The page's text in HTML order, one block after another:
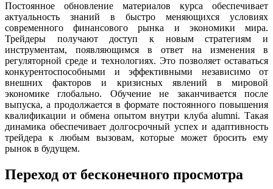
Постоянное обновление материалов курса обеспечивает
актуальность знаний в быстро меняющихся условиях
современного финансового рынка и экономики мира.
Трейдеры получают доступ к новым стратегиям и
инструментам, появляющимся в ответ на изменения в
регуляторной среде и технологиях. Это позволяет оставаться
конкурентоспособными и эффективными независимо от
внешних факторов и кризисных явлений в мировой
экономике глобально. Обучение не заканчивается после
выпуска, а продолжается в формате постоянного повышения
квалификации и обмена опытом внутри клуба alumni. Такая
динамика обеспечивает долгосрочный успех и адаптивность
трейдера к любым вызовам, которые может бросить ему
рынок в будущем.
Переход от бесконечного просмотра